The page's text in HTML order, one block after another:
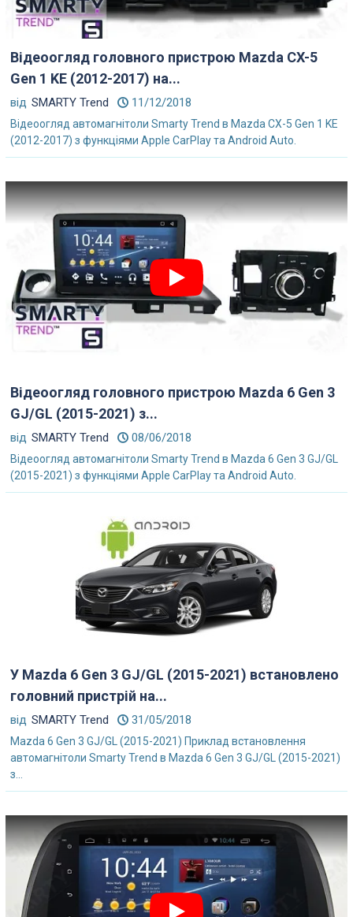
Відеоогляд головного пристрою Mazda CX-5
Gen 1 KE (2012-2017) на...
від SMARTY Trend 11/12/2018
Відеоогляд автомагнітоли Smarty Trend в Mazda CX-5 Gen 1 KE
(2012-2017) з функціями Apple CarPlay та Android Auto.
Відеоогляд головного пристрою Mazda 6 Gen 3
GJ/GL (2015-2021) з...
від SMARTY Trend 08/06/2018
Відеоогляд автомагнітоли Smarty Trend в Mazda 6 Gen 3 GJ/GL
(2015-2021) з функціями Apple CarPlay та Android Auto.
У Mazda 6 Gen 3 GJ/GL (2015-2021) встановлено
головний пристрій на...
від SMARTY Trend 31/05/2018
Mazda 6 Gen 3 GJ/GL (2015-2021) Приклад встановлення
автомагнітоли Smarty Trend в Mazda 6 Gen 3 GJ/GL (2015-2021)
з...